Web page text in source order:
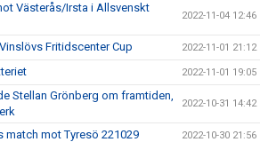
Västerås/Irsta i Allsvenskt
2022-11-04 12:46
Fritidscenter Cup 2022-11-01 21:12
2022-11-01 19:05
Stellan Grönberg om framtiden,
2022-10-31 14:42
match mot Tyresö 221029 2022-10-30 21:56